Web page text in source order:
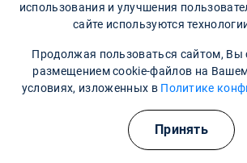
Я хочу поделиться своим опытом
Трезвость. Я употреблял наркотики с
все, что попадалось под руку. Мне
круто и весело, что я живу полной
самом деле я постепенно терял все:
использования и улучшения
сайте используются
Продолжая пользоваться сайтом, Вы
размещением cookie-файлов на Вашем
условиях, изложенных в Политике
Принять